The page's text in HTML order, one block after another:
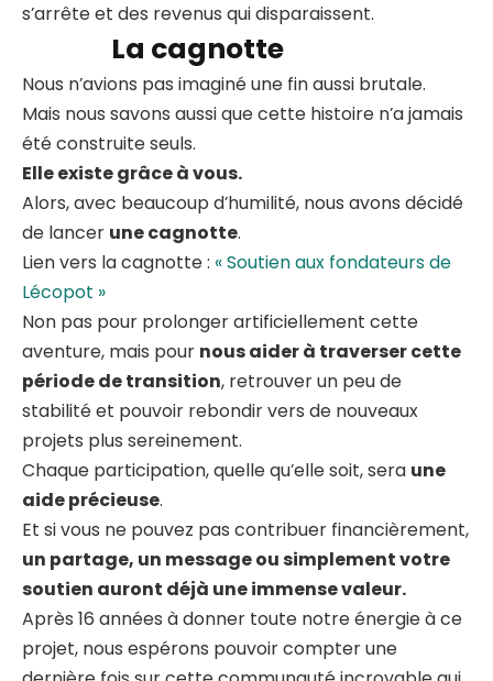
s’arrête et des revenus qui disparaissent.
La cagnotte
Nous n’avions pas imaginé une fin aussi brutale.
Mais nous savons aussi que cette histoire n’a jamais
été construite seuls.
Elle existe grâce à vous.
Alors, avec beaucoup d’humilité, nous avons décidé
de lancer une cagnotte.
Lien vers la cagnotte : « Soutien aux fondateurs de
Lécopot »
Non pas pour prolonger artificiellement cette
aventure, mais pour nous aider à traverser cette
période de transition, retrouver un peu de
stabilité et pouvoir rebondir vers de nouveaux
projets plus sereinement.
Chaque participation, quelle qu’elle soit, sera une
aide précieuse.
Et si vous ne pouvez pas contribuer financièrement,
un partage, un message ou simplement votre
soutien auront déjà une immense valeur.
Après 16 années à donner toute notre énergie à ce
projet, nous espérons pouvoir compter une